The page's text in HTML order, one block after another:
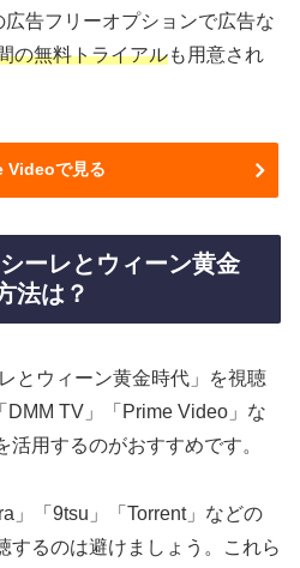
告フリーオプションで広告な
の無料トライアルも用意され
Videoで見る
ーレとウィーン黄金
法は？
とウィーン黄金時代」を視聴
TV」「Prime Video」な
用するのがおすすめです。
」「9tsu」「Torrent」などの
するのは避けましょう。これら